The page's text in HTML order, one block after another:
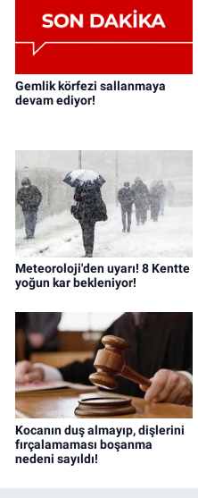
Gemlik körfezi sallanmaya
devam ediyor!
Meteoroloji'den uyarı! 8 Kentte
yoğun kar bekleniyor!
Kocanın duş almayıp, dişlerini
fırçalamaması boşanma
nedeni sayıldı!